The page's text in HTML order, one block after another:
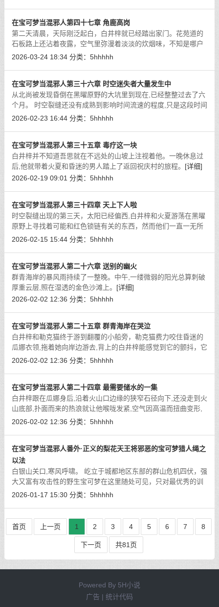
在宝可梦当混邪人第四十七章 角鹿高岗
第二天清晨，天际刚泛起白，白井梓就已经踏出家门。花苑道的
石板路上还沾着夜露，空气里弥漫着淡淡的炊烟味，不知是哪户
人家起得更早。 [详细]
2026-03-24 18:34 分类： 5hhhhh
在宝可梦当混邪人第三十六章 时空迷失者大量发生中
从北尚被发现昏倒在黑曜原野的大坑里到现在,已经整整过去了六
个月。 时空裂缝还没有成熟到影响时间流速的程度,只是这段时间
里白井梓和火夏一直在洗翠各地进行调查,日子才显得格外匆忙。
2026-02-23 16:44 分类： 5hhhhh
在宝可梦当混邪人第三十五章 毒疗这一块
白井梓并不知道吾思就在不远处的山坡上注视着他。一晚休息过
后,他就带着火夏和昏迷的男人踏上了返回祝庆村的旅程。 [详细]
2026-02-19 09:01 分类： 5hhhhh
在宝可梦当混邪人第三十四章 天上下人啦
时空裂缝出现的第三天，太阳已经偏西,白井梓和火夏游荡在黑曜
原野上寻找着可能和红色锁链有关的东西，然而他们一直一无所
获。[详细]
2026-02-15 15:44 分类： 5hhhhh
在宝可梦当混邪人第二十六章 送别的幽火
群青海岸的暴风雨持续了一整晚。中午,一缕微弱的阳光总算刺破
厚重云层,照在湿透的金色沙滩上。 [详细]
2026-02-02 12:36 分类： 5hhhhh
在宝可梦当混邪人第二十五章 群青海岸在哭泣
白井梓和勒克猫终于游到翻覆的小船旁，勒克猫费力咬住昏迷的
瓜娜衣领,拖着她向岸边游去,背上的白井梓能感觉到它的颤抖，它
的体力也正在飞速流失。
[详细]
2026-02-02 12:36 分类： 5hhhhh
在宝可梦当混邪人第二十四章 最需要储水的一集
白井梓跟在瓜娜身后,沿着火山口边缘的狭窄石径向下,还没走到火
山底部,扑面而来的热浪就让他喉咙发紧,空气因高温而扭曲变形,
远处的景物笼罩在一层模糊的波纹中。不到五分钟,他已经感觉自
2026-02-02 12:36 分类： 5hhhhh
在宝可梦当混邪人番外·正义的梨花天王将邪恶的宝可梦猎人绳之
以法
白银山关口,寒风呼啸。 屹立于城都地区东部的群山危机四伏，强
大又富有攻击性的野生宝可梦在这里随处可见，只对最优秀的训
练家开放。[详细]
2026-01-17 15:30 分类： 5hhhhh
首页 上一页 1 2 3 4 5 6 7 8
下一页 共81页
Powered By 5H小说
广告 | 统计代码